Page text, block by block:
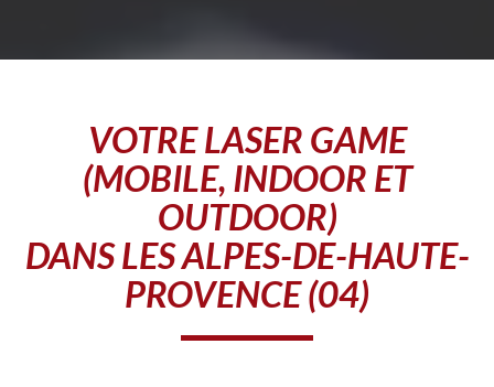
VOTRELASER GAME
(MOBILE, INDOOR ET
OUTDOOR)
DANS LES ALPES-DE-HAUTE-
PROVENCE (04)